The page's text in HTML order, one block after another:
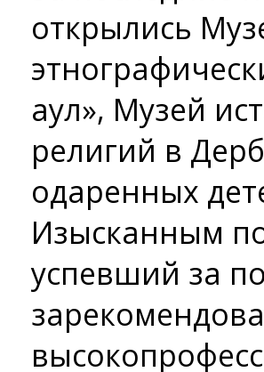
открылись
аул», Музей
религий в
одаренных
Изысканным
успевший за